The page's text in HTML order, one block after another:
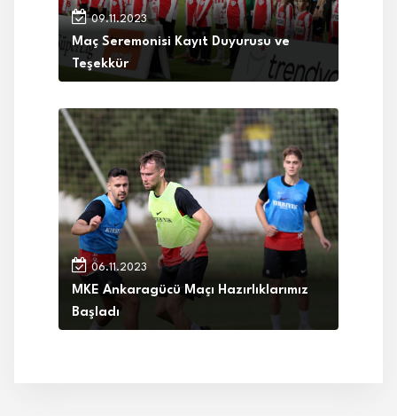
09.11.2023
Maç Seremonisi Kayıt Duyurusu ve
Teşekkür
06.11.2023
MKE Ankaragücü Maçı Hazırlıklarımız
Başladı